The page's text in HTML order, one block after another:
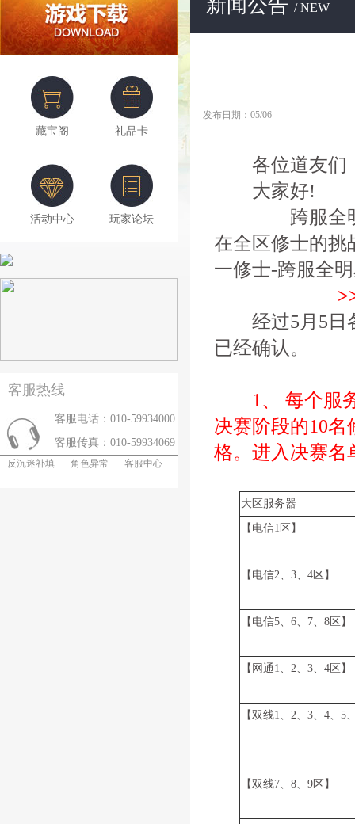
藏宝阁 礼品卡
活动中心 玩家论坛
客服热线
客服电话：010-59934000
客服传真：010-59934069
反沉迷补填 角色异常 客服中心
新闻公告 / NEW
发布日期：05/06
各位道友们
大家好!
跨服全明星
在全区修士的挑
一修士-跨服全
经过5月5日各
已经确认。
1、 每个服务
决赛阶段的10
格。进入决赛名
大区服务器
【电信1区】
【电信2、3、4区】
【电信5、6、7、8区】
【网通1、2、3、4区】
【双线1、2、3、4、5
【双线7、8、9区】